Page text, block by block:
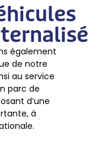
également
de notre
au service
parc de
d’une
à